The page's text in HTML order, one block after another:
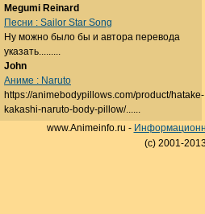
Megumi Reinard
Песни : Sailor Star Song
Ну можно было бы и автора перевода
указать.........
John
Аниме : Naruto
https://animebodypillows.com/product/hatake-
kakashi-naruto-body-pillow/......
www.Animeinfo.ru -
(c) 2001-